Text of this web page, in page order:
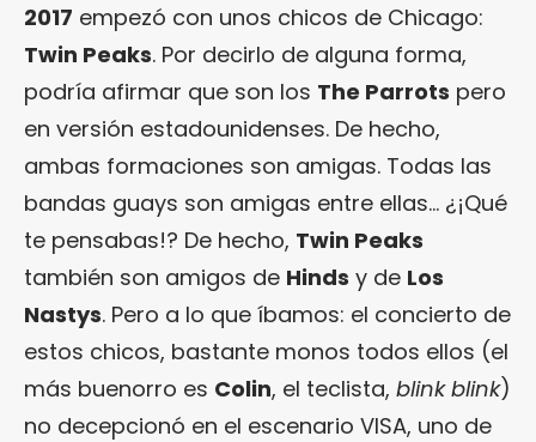
2017 empezó con unos chicos de Chicago:
Twin Peaks. Por decirlo de alguna forma,
podría afirmar que son los The Parrots pero
en versión estadounidenses. De hecho,
ambas formaciones son amigas. Todas las
bandas guays son amigas entre ellas… ¿¡Qué
te pensabas!? De hecho, Twin Peaks
también son amigos de Hinds y de Los
Nastys. Pero a lo que íbamos: el concierto de
estos chicos, bastante monos todos ellos (el
más buenorro es Colin, el teclista, blink blink)
no decepcionó en el escenario VISA, uno de